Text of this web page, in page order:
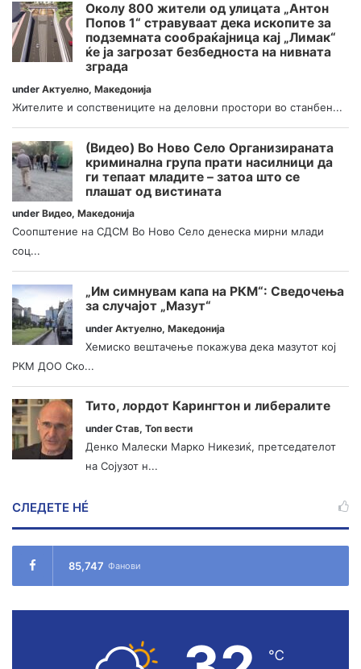
Околу 800 жители од улицата „Антон
Попов 1“ стравуваат дека ископите за
подземната сообраќајница кај „Лимак“
ќе ја загрозат безбедноста на нивната
зграда
under Актуелно, Македонија
Жителите и сопствениците на деловни простори во станбен...
(Видео) Во Ново Село Организираната
криминална група прати насилници да
ги тепаат младите – затоа што се
плашат од вистината
under Видео, Македонија
Соопштение на СДСМ Во Ново Село денеска мирни млади
соц...
„Им симнувам капа на РКМ“: Сведочења
за случајот „Мазут“
under Актуелно, Македонија
Хемиско вештачење покажува дека мазутот кој
РКМ ДОО Ско...
Тито, лордот Карингтон и либералите
under Став, Топ вести
Денко Малески Марко Никезиќ, претседателот
на Сојузот н...
СЛЕДЕТЕ НÉ
85,747 Фанови
℃